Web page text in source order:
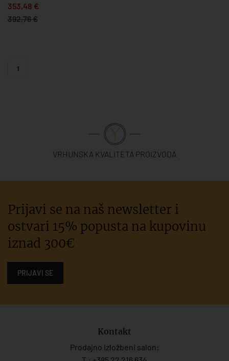
353,48 €
392,76 €
1
VRHUNSKA KVALITETA PROIZVODA
Prijavi se na naš newsletter i
ostvari 15% popusta na kupovinu
iznad 300€
PRIJAVI SE
Kontakt
Prodajno izložbeni salon: